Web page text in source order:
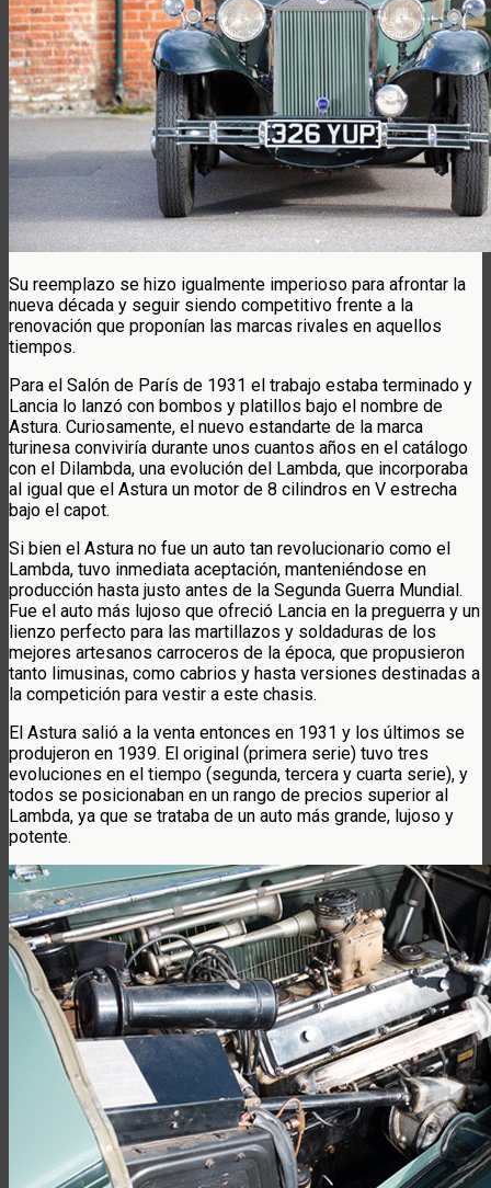
Su reemplazo se hizo igualmente imperioso para afrontar la
nueva década y seguir siendo competitivo frente a la
renovación que proponían las marcas rivales en aquellos
tiempos.
Para el Salón de París de 1931 el trabajo estaba terminado y
Lancia lo lanzó con bombos y platillos bajo el nombre de
Astura. Curiosamente, el nuevo estandarte de la marca
turinesa conviviría durante unos cuantos años en el catálogo
con el Dilambda, una evolución del Lambda, que incorporaba
al igual que el Astura un motor de 8 cilindros en V estrecha
bajo el capot.
Si bien el Astura no fue un auto tan revolucionario como el
Lambda, tuvo inmediata aceptación, manteniéndose en
producción hasta justo antes de la Segunda Guerra Mundial.
Fue el auto más lujoso que ofreció Lancia en la preguerra y un
lienzo perfecto para las martillazos y soldaduras de los
mejores artesanos carroceros de la época, que propusieron
tanto limusinas, como cabrios y hasta versiones destinadas a
la competición para vestir a este chasis.
El Astura salió a la venta entonces en 1931 y los últimos se
produjeron en 1939. El original (primera serie) tuvo tres
evoluciones en el tiempo (segunda, tercera y cuarta serie), y
todos se posicionaban en un rango de precios superior al
Lambda, ya que se trataba de un auto más grande, lujoso y
potente.